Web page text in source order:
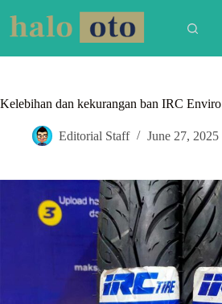
content
Kelebihan dan kekurangan ban IRC Enviro
Editorial Staff June 27, 2025